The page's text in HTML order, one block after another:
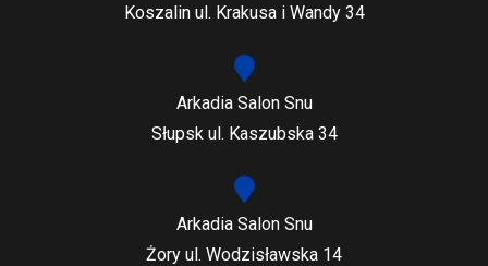
Koszalin ul. Krakusa i Wandy 34
Arkadia Salon Snu
Słupsk ul. Kaszubska 34
Arkadia Salon Snu
Żory ul. Wodzisławska 14